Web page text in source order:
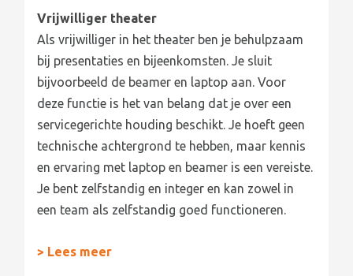
Vrijwilliger theater
Als vrijwilliger in het theater ben je behulpzaam
bij presentaties en bijeenkomsten. Je sluit
bijvoorbeeld de beamer en laptop aan. Voor
deze functie is het van belang dat je over een
servicegerichte houding beschikt. Je hoeft geen
technische achtergrond te hebben, maar kennis
en ervaring met laptop en beamer is een vereiste.
Je bent zelfstandig en integer en kan zowel in
een team als zelfstandig goed functioneren.
> Lees meer